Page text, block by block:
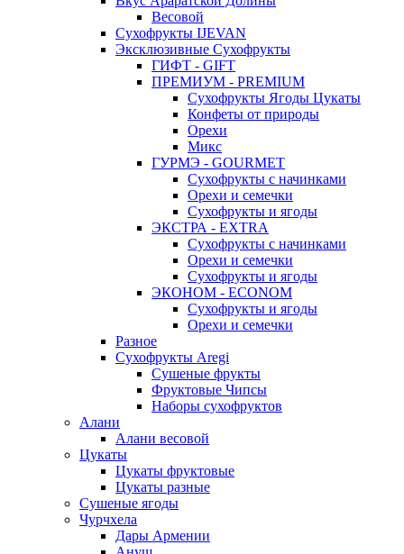
Весовой
Сухофрукты IJEVAN
Эксклюзивные Сухофрукты
ГИФТ - GIFT
ПРЕМИУМ - PREMIUM
Сухофрукты Ягоды Цукаты
Конфеты от природы
Орехи
Микс
ГУРМЭ - GOURMET
Сухофрукты с начинками
Орехи и семечки
Сухофрукты и ягоды
ЭКСТРА - EXTRA
Сухофрукты с начинками
Орехи и семечки
Сухофрукты и ягоды
ЭКОНОМ - ECONOM
Сухофрукты и ягоды
Орехи и семечки
Разное
Сухофрукты Aregi
Сушеные фрукты
Фруктовые Чипсы
Наборы сухофруктов
Алани
Алани весовой
Цукаты
Цукаты фруктовые
Цукаты разные
Сушеные ягоды
Чурчхела
Дары Армении